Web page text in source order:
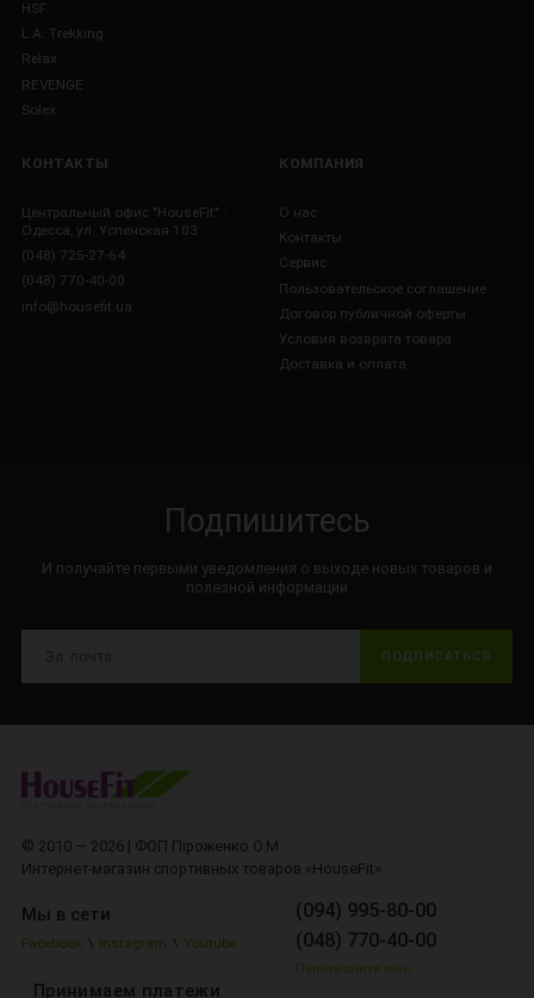
HSF
L.A. Trekking
Relax
REVENGE
Solex
КОНТАКТЫ
Центральный офис "HouseFit" :
Одесса, ул. Успенская 103
(048) 725-27-64
(048) 770-40-00
info@housefit.ua
КОМПАНИЯ
О нас
Контакты
Сервис
Пользовательское соглашение
Договор публичной оферты
Условия возврата товара
Доставка и оплата
Подпишитесь
И получайте первыми уведомления о выходе новых товаров и
полезной информации
ПОДПИСАТЬСЯ
© 2010 — 2026 | ФОП Піроженко О.М.
Интернет-магазин спортивных товаров «HouseFit»
(094) 995-80-00
(048) 770-40-00
Перезвоните мне
Мы в сети
Facebook \ Instagram \ Youtube
Принимаем платежи